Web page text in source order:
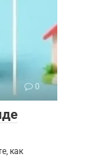
0
как